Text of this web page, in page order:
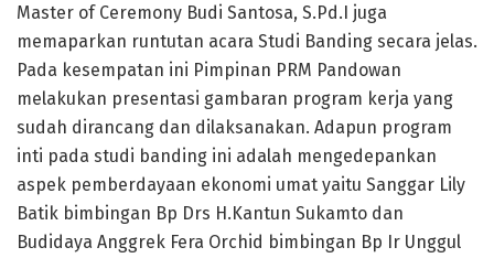
Master of Ceremony Budi Santosa, S.Pd.I juga
memaparkan runtutan acara Studi Banding secara jelas.
Pada kesempatan ini Pimpinan PRM Pandowan
melakukan presentasi gambaran program kerja yang
sudah dirancang dan dilaksanakan. Adapun program
inti pada studi banding ini adalah mengedepankan
aspek pemberdayaan ekonomi umat yaitu Sanggar Lily
Batik bimbingan Bp Drs H.Kantun Sukamto dan
Budidaya Anggrek Fera Orchid bimbingan Bp Ir Unggul